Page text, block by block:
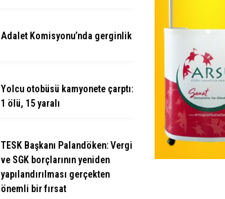
Adalet Komisyonu’nda gerginlik
Yolcu otobüsü kamyonete çarptı:
1 ölü, 15 yaralı
TESK Başkanı Palandöken: Vergi
ve SGK borçlarının yeniden
yapılandırılması gerçekten
önemli bir fırsat